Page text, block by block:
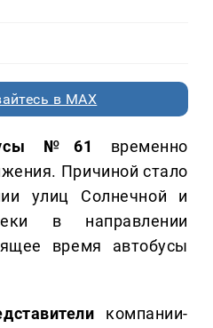
в MAX
№61
временно
Причиной стало
улиц Солнечной и
в направлении
время автобусы
компании-